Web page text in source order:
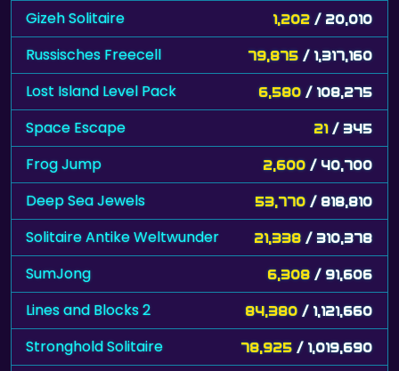
Gizeh Solitaire 1,202 / 20,010
Russisches Freecell 79,875 / 1,317,160
Lost Island Level Pack 6,580 / 108,275
Space Escape 21 / 345
Frog Jump 2,600 / 40,700
Deep Sea Jewels 53,770 / 818,810
Solitaire Antike Weltwunder 21,338 / 310,378
SumJong 6,308 / 91,606
Lines and Blocks 2 84,380 / 1,121,660
Stronghold Solitaire 78,925 / 1,019,690